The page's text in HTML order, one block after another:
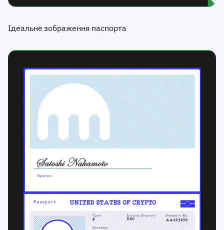
Ідеальне зображення паспорта